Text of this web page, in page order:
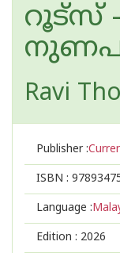
റൂട്സ് -
Ravi
Publisher :
ISBN :
Language :
Edition : 2026